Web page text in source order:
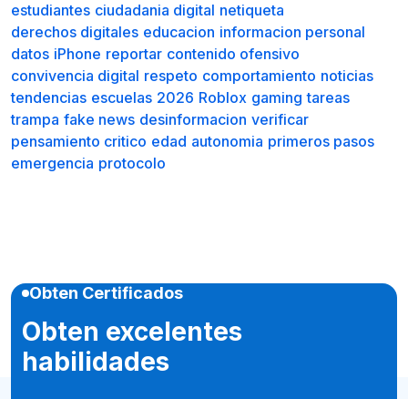
estudiantes ciudadania digital netiqueta
derechos digitales educacion informacion personal
datos iPhone reportar contenido ofensivo
convivencia digital respeto comportamiento noticias
tendencias escuelas 2026 Roblox gaming tareas
trampa fake news desinformacion verificar
pensamiento critico edad autonomia primeros pasos
emergencia protocolo
Obten Certificados
Obten excelentes
habilidades